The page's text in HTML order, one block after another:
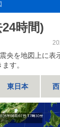
時間)
央を地図上に表
す。
東日本